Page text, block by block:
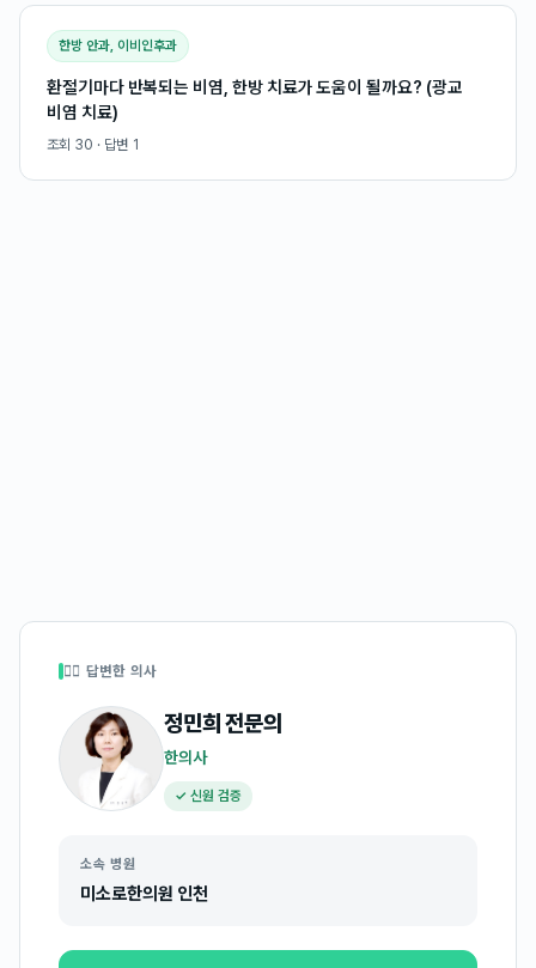
한방 안과, 이비인후과
환절기마다 반복되는 비염, 한방 치료가 도움이 될까요? (광교
비염 치료)
조회 30 · 답변 1
👩‍⚕️ 답변한 의사
정민희전문의
한의사
✓ 신원 검증
소속 병원
미소로한의원 인천